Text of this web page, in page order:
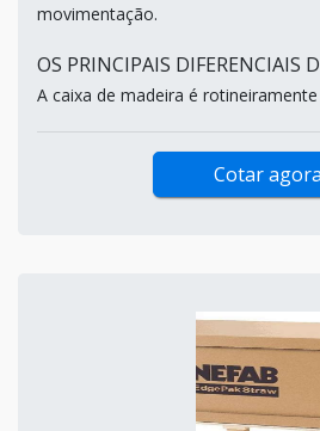
movimentação.
OS PRINCIPAIS DIFERENCIAIS
A caixa de madeira é rotineiramente
Cotar agora